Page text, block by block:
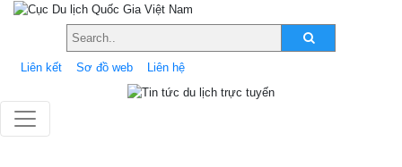
Liên kết Sơ đồ web Liên hệ